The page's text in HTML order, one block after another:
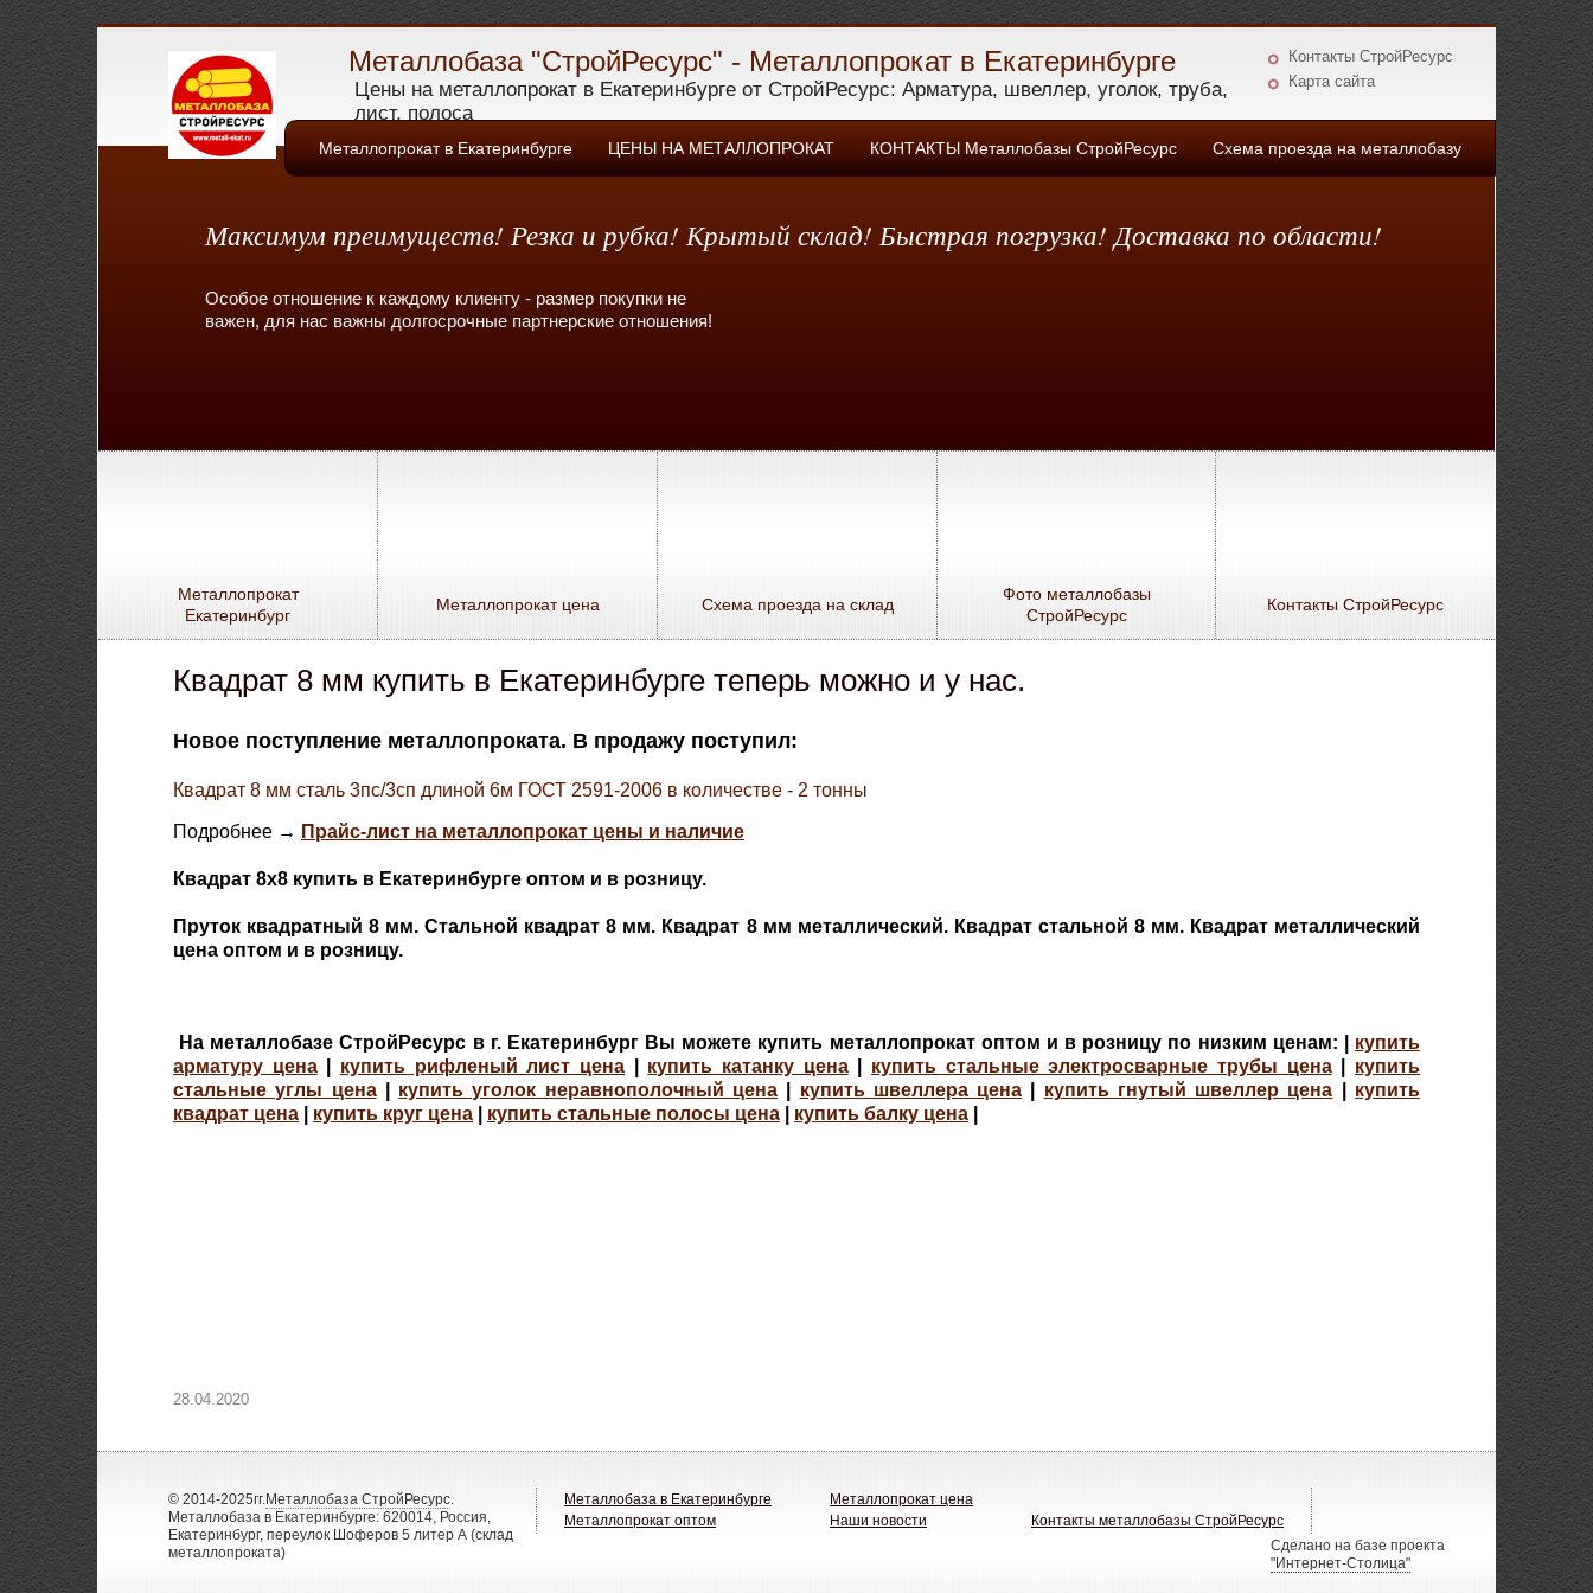
Металлобаза "СтройРесурс" - Металлопрокат в Екатеринбурге
Цены на металлопрокат в Екатеринбурге от СтройРесурс: Арматура, швеллер, уголок, труба,
лист, полоса
Контакты СтройРесурс
Карта сайта
Максимум преимуществ! Резка и рубка! Крытый склад! Быстрая погрузка! Доставка по области!
Особое отношение к каждому клиенту - размер покупки не
важен, для нас важны долгосрочные партнерские отношения!
Металлопрокат в Екатеринбурге ЦЕНЫ НА МЕТАЛЛОПРОКАТ КОНТАКТЫ Металлобазы СтройРесурс Схема проезда на металлобазу
Металлопрокат
Екатеринбург
Металлопрокат цена Схема проезда на склад
Фото металлобазы
СтройРесурс
Контакты СтройРесурс
Квадрат 8 мм купить в Екатеринбурге теперь можно и у нас.
Новое поступление металлопроката. В продажу поступил:
Квадрат 8 мм сталь 3пс/3сп длиной 6м ГОСТ 2591-2006 в количестве - 2 тонны
Подробнее → Прайс-лист на металлопрокат цены и наличие
Квадрат 8х8 купить в Екатеринбурге оптом и в розницу.
Пруток квадратный 8 мм. Стальной квадрат 8 мм. Квадрат 8 мм металлический. Квадрат стальной 8 мм. Квадрат металлический
цена оптом и в розницу.
На металлобазе СтройРесурс в г. Екатеринбург Вы можете купить металлопрокат оптом и в розницу по низким ценам: | купить
арматуру цена| купить рифленый лист цена купить катанку цена| купить стальные электросварные трубы цена| купить
стальные углы цена| купить уголок неравнополочный цена| купить швеллера цена купить гнутый швеллер цена
купить
квадрат цена
купить круг цена купить стальные полосы цена купить балку цена
28.04.2020
© 2014-2025гг. Металлобаза СтройРесурс
Металлобаза в Екатеринбурге: 620014, Россия,
Екатеринбург, переулок Шоферов 5 литер А (склад
металлопроката)
Металлобаза в Екатеринбурге
Металлопрокат оптом
Металлопрокат цена
Наши новости
Контакты металлобазы СтройРесурс
Сделано на базе проекта
"Интернет-Столица"